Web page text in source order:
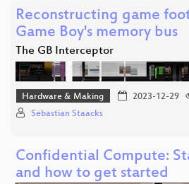
Reconstructing game
Game Boy's memory bus
The GB Interceptor
Hardware & Making 2023-12-29
Sebastian Staacks
Confidential Compute:
and how to get started